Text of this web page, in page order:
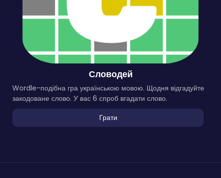
Словодей
Wordle-подібна гра українською мовою. Щодня відгадуйте
закодоване слово. У вас 6 спроб вгадати слово.
Грати